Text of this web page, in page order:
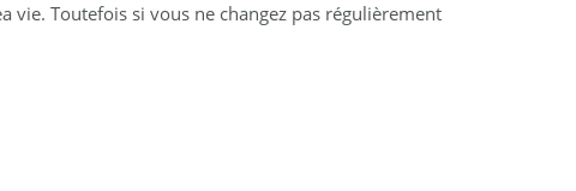
vie. Toutefois si vous ne changez pas régulièrement